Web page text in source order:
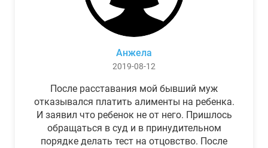
Анжела
2019-08-12
После расставания мой бывший муж
отказывался платить алименты на ребенка.
И заявил что ребенок не от него. Пришлось
обращаться в суд и в принудительном
порядке делать тест на отцовство. После